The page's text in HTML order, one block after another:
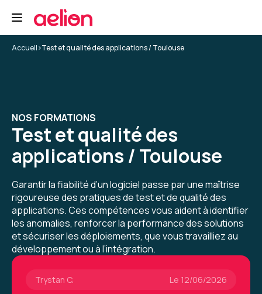
Accueil>Test et qualité des applications / Toulouse
NOS FORMATIONS
Test et qualité des
applications / Toulouse
Garantir la fiabilité d’un logiciel passe par une maîtrise
rigoureuse des pratiques de test et de qualité des
applications. Ces compétences vous aident à identifier
les anomalies, renforcer la performance des solutions
et sécuriser les déploiements, que vous travailliez au
développement ou à l’intégration.
5
Formation : Sécurité des applications
5
L'expérience globale a été très bonne, rien de
particulier à remonter hormis que le suivi des
sessions et l'utilisation de la plateforme est
fluide
Formation : Sécurité des applications
Trystan C. Le 12/06/2026